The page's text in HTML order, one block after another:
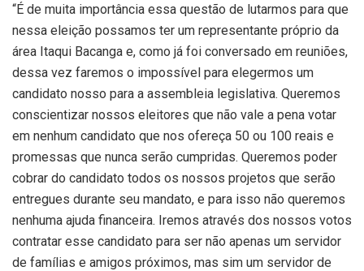
“É de muita importância essa questão de lutarmos para que
nessa eleição possamos ter um representante próprio da
área Itaqui Bacanga e, como já foi conversado em reuniões,
dessa vez faremos o impossível para elegermos um
candidato nosso para a assembleia legislativa. Queremos
conscientizar nossos eleitores que não vale a pena votar
em nenhum candidato que nos ofereça 50 ou 100 reais e
promessas que nunca serão cumpridas. Queremos poder
cobrar do candidato todos os nossos projetos que serão
entregues durante seu mandato, e para isso não queremos
nenhuma ajuda financeira. Iremos através dos nossos votos
contratar esse candidato para ser não apenas um servidor
de famílias e amigos próximos, mas sim um servidor de